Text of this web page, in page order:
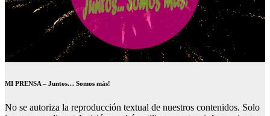
MI PRENSA – Juntos… Somos más!
No se autoriza la reproducción textual de nuestros contenidos. Solo